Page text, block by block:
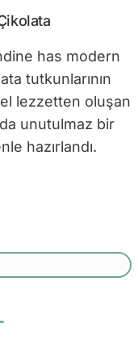
has modern
tutkunlarının
lezzetten oluşan
unutulmaz bir
hazırlandı.